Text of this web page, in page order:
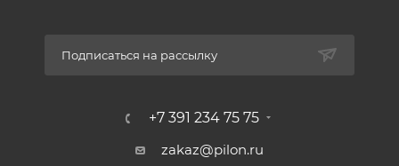
Подписаться на рассылку
+7 391 234 75 75
zakaz@pilon.ru